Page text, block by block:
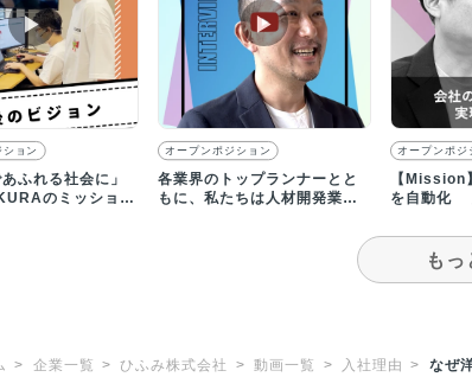
▶︎
ョン
あふれる社会に」
のミッション
▶︎
オープンポジション
各業界のトップランナーとと
もに、私たちは人材開発業界
オープンポジ
【Mission
を自動化
もっ
企業一覧 ひふみ株式会社 動画一覧 入社理由 なぜ